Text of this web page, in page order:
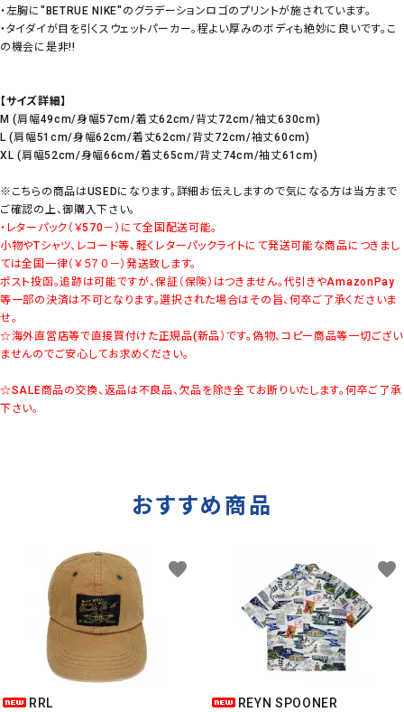
・左胸に"BETRUE NIKE"のグラデーションロゴのプリントが施されています。
・タイダイが目を引くスウェットパーカー。程よい厚みのボディも絶妙に良いです。こ
の機会に是非!!
【サイズ詳細】
M (肩幅49cm/身幅57cm/着丈62cm/背丈72cm/袖丈630cm)
L (肩幅51cm/身幅62cm/着丈62cm/背丈72cm/袖丈60cm)
XL (肩幅52cm/身幅66cm/着丈65cm/背丈74cm/袖丈61cm)
※こちらの商品はUSEDになります。詳細お伝えしますので気になる方は当方まで
ご確認の上、御購入下さい。
・レターパック（￥570－）にて全国配送可能。
小物やTシャツ、レコード等、軽くレターパックライトにて発送可能な商品につきまし
ては全国一律（￥５７０－）発送致します。
ポスト投函。追跡は可能ですが、保証（保険）はつきません。代引きやAmazonPay
等一部の決済は不可となります。選択された場合はその旨、何卒ご了承くださいま
せ。
☆海外直営店等で直接買付けた正規品(新品）です。偽物、コピー商品等一切ござい
ませんのでご安心してお求めください。
☆SALE商品の交換、返品は不良品、欠品を除き全てお断りいたします。何卒ご了承
下さい。
おすすめ商品
RRL
favorite
REYN SPOONER
favorite